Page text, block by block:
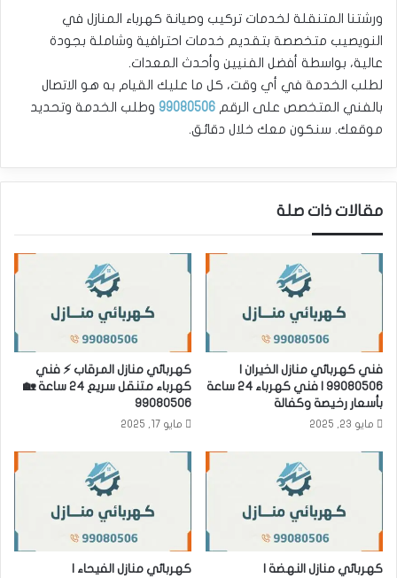
ورشتنا المتنقلة لخدمات تركيب وصيانة كهرباء المنازل في
النويصيب متخصصة بتقديم خدمات احترافية وشاملة بجودة
عالية، بواسطة أفضل الفنيين وأحدث المعدات.
لطلب الخدمة في أي وقت، كل ما عليك القيام به هو الاتصال
بالفني المتخصص على الرقم 99080506 وطلب الخدمة وتحديد
موقعك. سنكون معك خلال دقائق.
مقالات ذات صلة
فني كهربائي منازل الخيران |
99080506 | فني كهرباء 24 ساعة
بأسعار رخيصة وكفالة
مايو 23, 2025
كهربائي منازل المرقاب ⚡ فني
كهرباء متنقل سريع 24 ساعة 🏡
99080506
مايو 17, 2025
كهربائي منازل النهضة |
كهربائي منازل الفيحاء |